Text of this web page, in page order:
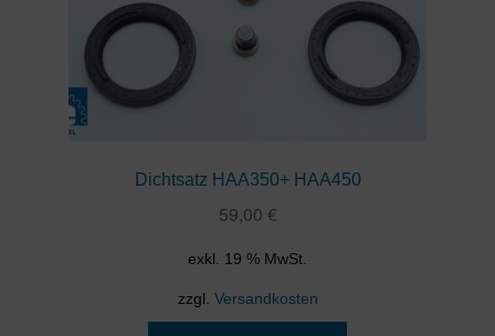
Dichtsatz HAA350+ HAA450
59,00 €
exkl. 19 % MwSt.
zzgl. Versandkosten